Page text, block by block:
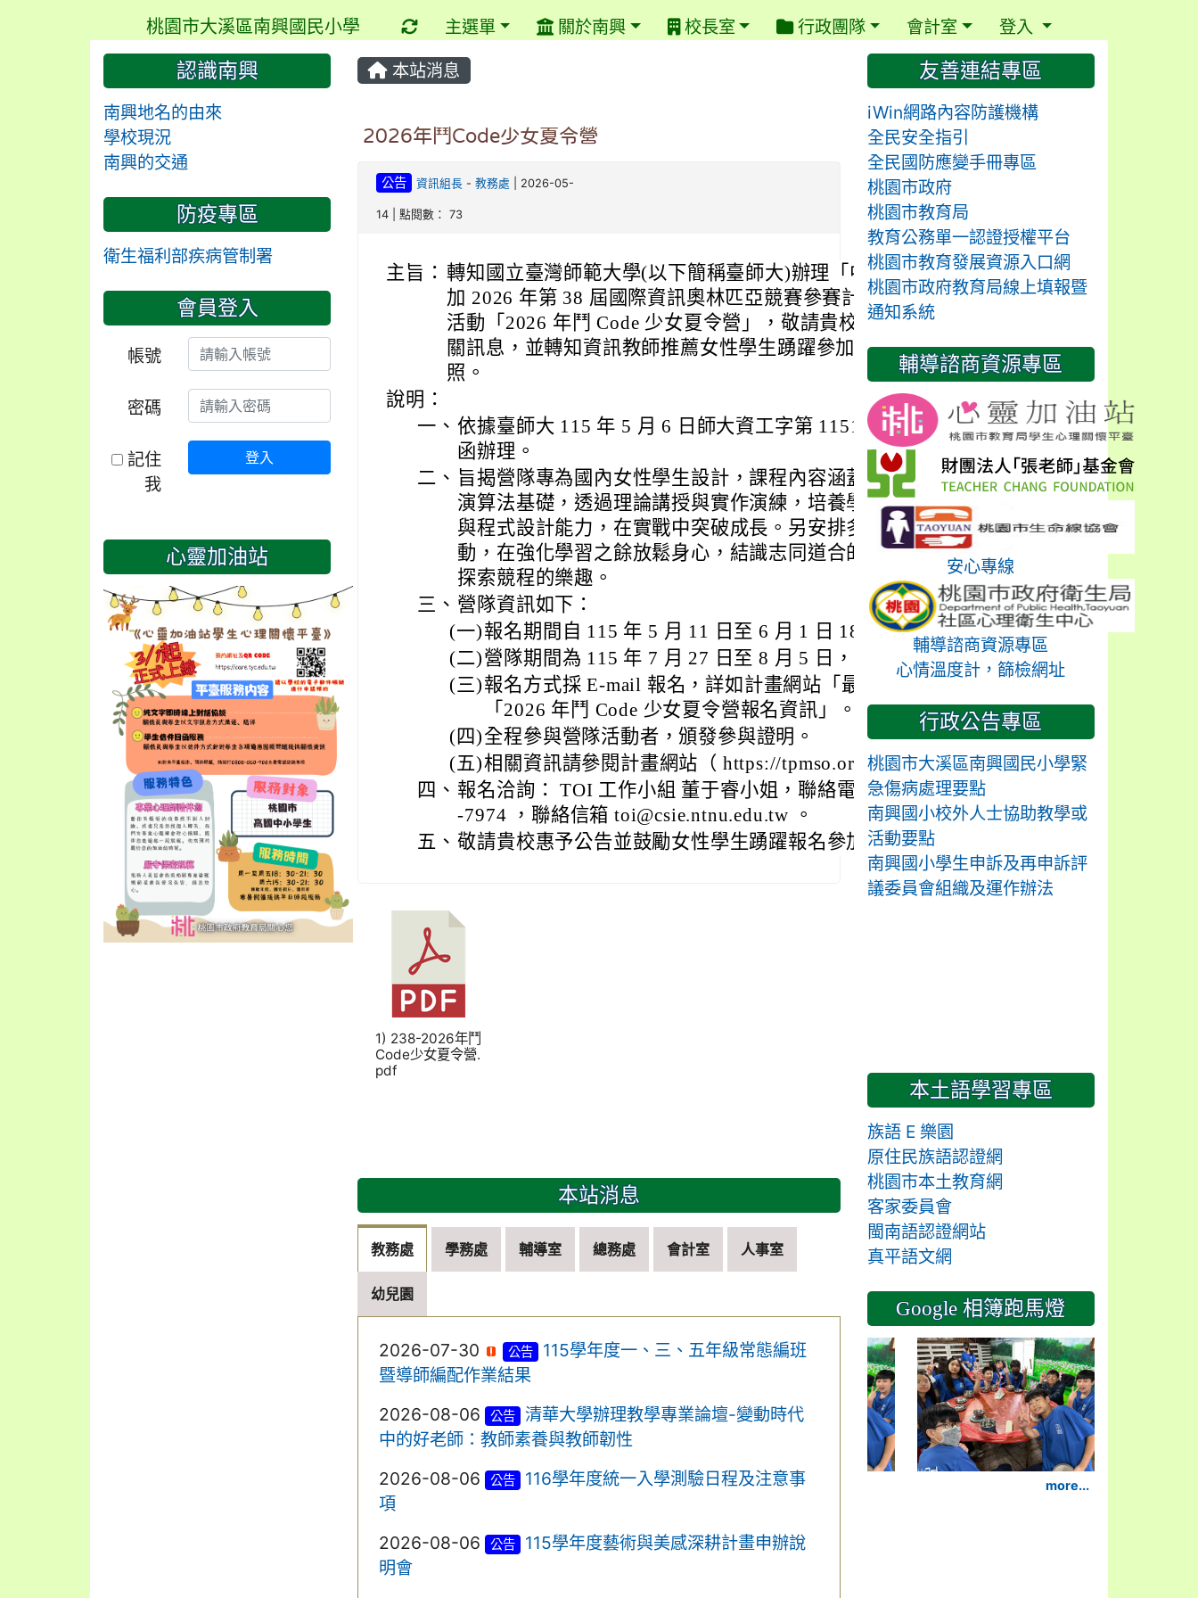
桃園市大溪區南興國民小學 重新取得佈景設定
主選單 關於南興 校長室 行政團隊 會計室 登入
本站消息
2026年鬥Code少女夏令營
公告 資訊組長- 教務處 | 2026-05-
14 | 點閱數： 73
主旨： 轉知國立臺灣師範大學(以下簡稱臺師大)辦理「中華民國參
加 2026 年第 38 屆國際資訊奧林匹亞競賽參賽計畫」之推廣
活動「2026 年鬥 Code 少女夏令營」，敬請貴校協助公告相
關訊息，並轉知資訊教師推薦女性學生踴躍參加一案，請查
照。
說明：
一、 依據臺師大 115 年 5 月 6 日師大資工字第 1151012392 號
函辦理。
二、 旨揭營隊專為國內女性學生設計，課程內容涵蓋資料結構與
演算法基礎，透過理論講授與實作演練，培養學生解題思維
與程式設計能力，在實戰中突破成長。另安排多樣課外活
動，在強化學習之餘放鬆身心，結識志同道合的朋友，享受
探索競程的樂趣。
三、 營隊資訊如下：
(一)報名期間自 115 年 5 月 11 日至 6 月 1 日 18 時止。
(二)營隊期間為 115 年 7 月 27 日至 8 月 5 日，共 10 日。
(三)報名方式採 E-mail 報名，詳如計畫網站「最新消息」之
「2026 年鬥 Code 少女夏令營報名資訊」。
(四)全程參與營隊活動者，頒發參與證明。
(五)相關資訊請參閱計畫網站（ https://tpmso.org/toi
）。
四、 報名洽詢： TOI 工作小組 董于睿小姐，聯絡電話 (02)7749
-7974 ，聯絡信箱 toi@csie.ntnu.edu.tw 。
五、 敬請貴校惠予公告並鼓勵女性學生踴躍報名參加。
1) 238-2026年鬥
Code少女夏令營.
pdf
本站消息
教務處 學務處 輔導室 總務處 會計室 人事室
幼兒園
2026-07-30 公告
115學年度一、三、五年級常態編班
暨導師編配作業結果
2026-08-06 公告
清華大學辦理教學專業論壇-變動時代
中的好老師：教師素養與教師韌性
2026-08-06 公告
116學年度統一入學測驗日程及注意事
項
2026-08-06 公告
115學年度藝術與美感深耕計畫申辦說
明會
認識南興
南興地名的由來
學校現況
南興的交通
防疫專區
衛生福利部疾病管制署
會員登入
帳號
密碼
記住
我
登入
心靈加油站
友善連結專區
iWin網路內容防護機構
全民安全指引
全民國防應變手冊專區
桃園市政府
桃園市教育局
教育公務單一認證授權平台
桃園市教育發展資源入口網
桃園市政府教育局線上填報暨
通知系統
輔導諮商資源專區
安心專線
輔導諮商資源專區
心情溫度計，篩檢網址
行政公告專區
桃園市大溪區南興國民小學緊
急傷病處理要點
南興國小校外人士協助教學或
活動要點
南興國小學生申訴及再申訴評
議委員會組織及運作辦法
本土語學習專區
族語 E 樂園
原住民族語認證網
桃園市本土教育網
客家委員會
閩南語認證網站
真平語文網
Google 相簿跑馬燈
2024-11-14 六年
more...